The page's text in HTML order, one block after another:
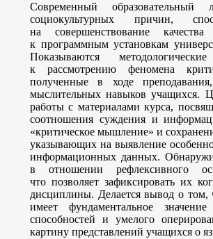
Современный
социокультурных причин,
на совершенствование
к программным установкам
Показываются
к рассмотрению феномена
полученные в ходе
мыслительных навыков учащихся.
работы с материалами курса,
соотношения суждения и
«критическое мышление» и
указывающих на выявление
информационных данных.
в отношении рефлексивного
что позволяет зафиксировать их
дисциплины. Делается вывод о
имеет фундаментальное
способностей и умелого
картину представлений учащихся о